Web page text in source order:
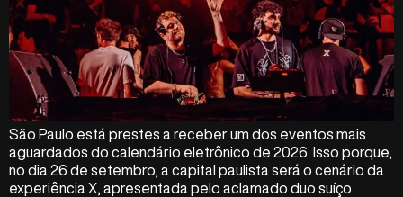
São Paulo está prestes a receber um dos eventos mais
aguardados do calendário eletrônico de 2026. Isso porque,
no dia 26 de setembro, a capital paulista será o cenário da
experiência X, apresentada pelo aclamado duo suíço